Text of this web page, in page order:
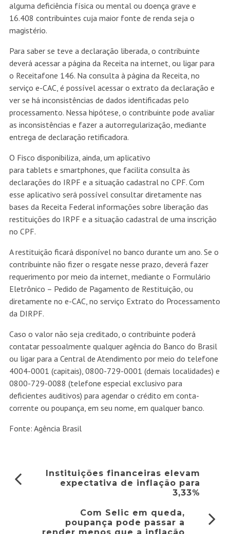
alguma deficiência física ou mental ou doença grave e
16.408 contribuintes cuja maior fonte de renda seja o
magistério.
Para saber se teve a declaração liberada, o contribuinte
deverá acessar a página da Receita na internet, ou ligar para
o Receitafone 146. Na consulta à página da Receita, no
serviço e-CAC, é possível acessar o extrato da declaração e
ver se há inconsistências de dados identificadas pelo
processamento. Nessa hipótese, o contribuinte pode avaliar
as inconsistências e fazer a autorregularização, mediante
entrega de declaração retificadora.
O Fisco disponibiliza, ainda, um aplicativo
para tablets e smartphones, que facilita consulta às
declarações do IRPF e a situação cadastral no CPF. Com
esse aplicativo será possível consultar diretamente nas
bases da Receita Federal informações sobre liberação das
restituições do IRPF e a situação cadastral de uma inscrição
no CPF.
A restituição ficará disponível no banco durante um ano. Se o
contribuinte não fizer o resgate nesse prazo, deverá fazer
requerimento por meio da internet, mediante o Formulário
Eletrônico – Pedido de Pagamento de Restituição, ou
diretamente no e-CAC, no serviço Extrato do Processamento
da DIRPF.
Caso o valor não seja creditado, o contribuinte poderá
contatar pessoalmente qualquer agência do Banco do Brasil
ou ligar para a Central de Atendimento por meio do telefone
4004-0001 (capitais), 0800-729-0001 (demais localidades) e
0800-729-0088 (telefone especial exclusivo para
deficientes auditivos) para agendar o crédito em conta-
corrente ou poupança, em seu nome, em qualquer banco.
Fonte: Agência Brasil
Instituições financeiras elevam
expectativa de inflação para
3,33%
Com Selic em queda,
poupança pode passar a